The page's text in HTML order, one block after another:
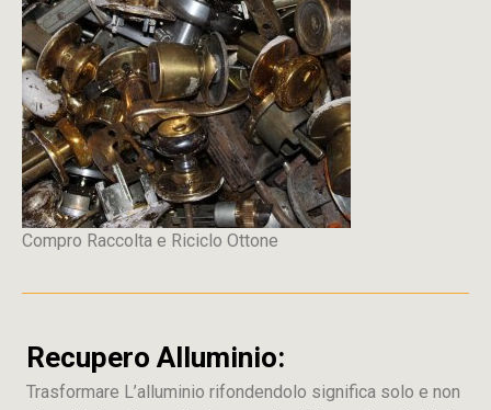
Compro Raccolta e Riciclo Ottone
Recupero Alluminio:
Trasformare L’alluminio rifondendolo significa solo e non